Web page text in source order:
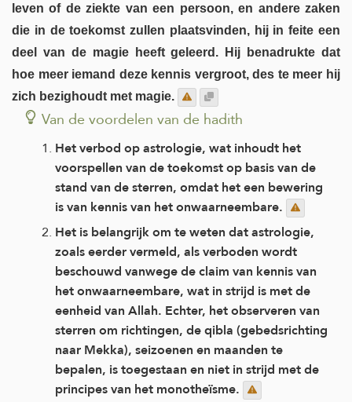
leven of de ziekte van een persoon, en andere zaken
die in de toekomst zullen plaatsvinden, hij in feite een
deel van de magie heeft geleerd. Hij benadrukte dat
hoe meer iemand deze kennis vergroot, des te meer hij
zich bezighoudt met magie.
Van de voordelen van de hadith
Het verbod op astrologie, wat inhoudt het
voorspellen van de toekomst op basis van de
stand van de sterren, omdat het een bewering
is van kennis van het onwaarneembare.
Het is belangrijk om te weten dat astrologie,
zoals eerder vermeld, als verboden wordt
beschouwd vanwege de claim van kennis van
het onwaarneembare, wat in strijd is met de
eenheid van Allah. Echter, het observeren van
sterren om richtingen, de qibla (gebedsrichting
naar Mekka), seizoenen en maanden te
bepalen, is toegestaan en niet in strijd met de
principes van het monotheïsme.